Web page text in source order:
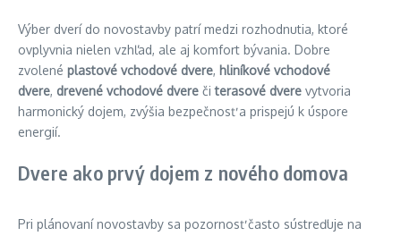
Výber dverí do novostavby patrí medzi rozhodnutia, ktoré
ovplyvnia nielen vzhľad, ale aj komfort bývania. Dobre
zvolené plastové vchodové dvere, hliníkové vchodové
dvere, drevené vchodové dvere čiterasové dvere vytvoria
harmonický dojem, zvýšia bezpečnosť a prispejú k úspore
energií.
Dvere ako prvý dojem z nového domova
Pri plánovaní novostavby sa pozornosť často sústreďuje na